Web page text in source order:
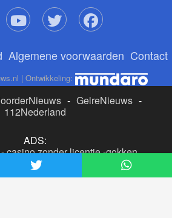
Algemene voorwaarden Contact
| Ontwikkeling:
- GelreNieuws -
112Nederland
ADS:
casino zonder licentie-gokken
beste online casino nederland